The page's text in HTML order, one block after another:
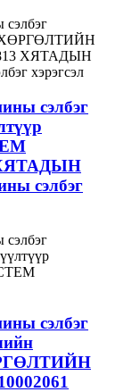
сэлбэг
ХЯТАДЫН
сэлбэг
сэлбэг